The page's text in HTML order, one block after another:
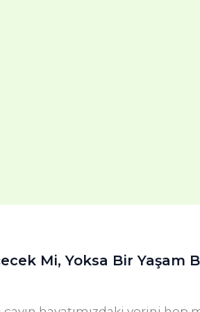
Mi, Yoksa Bir Yaşam